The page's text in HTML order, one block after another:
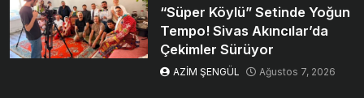
“Süper Köylü” Setinde Yoğun
Tempo! Sivas Akıncılar’da
Çekimler Sürüyor
AZİM ŞENGÜL Ağustos 7, 2026